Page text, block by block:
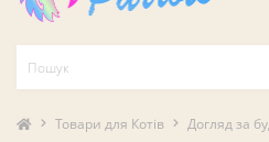
Товари для Котів Догляд за